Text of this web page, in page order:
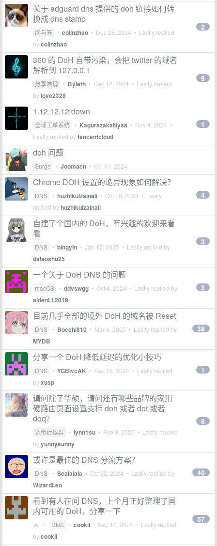
关于 adguard dns 提供的 doh 链接如何转
换成 dns stamp
问与答 • colinzhao • Dec 25, 2024 • Lastly replied
bycolinzhao
2
360 的 DoH 自带污染，会把 twitter 的域名
解析到 127.0.0.1
分享发现 • Byleth • Dec 12, 2024 • Lastly replied
bylove2328
9
1.12.12.12 down
全球工单系统 • KagurazakaNyaa • Nov 4, 2024 •
Lastly replied bytencentcloud
1
doh 问题
Surge • Joomaen • Oct 31, 2024
Chrome DOH 设置的诡异现象如何解决？
DNS • huzhikuizainali • Oct 16, 2024 • Lastly
replied byhuzhikuizainali
4
自建了个国内的 DoH，有兴趣的欢迎来看
看
DNS • bingyin • Jan 17, 2025 • Lastly replied by
dalaoshu25
3
一个关于 DoH DNS 的问题
macOS • ddvswgg • Oct 4, 2024 • Lastly replied by
aidenLL2019
3
目前几乎全部的境外 DoH 的域名被 Reset
DNS • Bocchi810 • Mar 4, 2025 • Lastly replied by
MYDB
38
分享一个 DoH 降低延迟的优化小技巧
DNS • YGBlvcAK • Sep 19, 2024 • Lastly replied
byxusp
1
请问除了华硕，请问还有哪些品牌的家用
硬路由页面设置支持 doh 或者 dot 或者
doq？
宽带症候群 • lynn1su • Feb 9, 2025 • Lastly replied
byyunnysunny
8
或许是最佳的 DNS 分流方案？
DNS • Scalalala • Oct 22, 2024 • Lastly replied by
WizardLeo
40
看到有人在问 DNS，上个月正好整理了国
内可用的 DoH，分享一下
7 DNS • cookii • Sep 10, 2024 • Lastly replied
bycookii
57